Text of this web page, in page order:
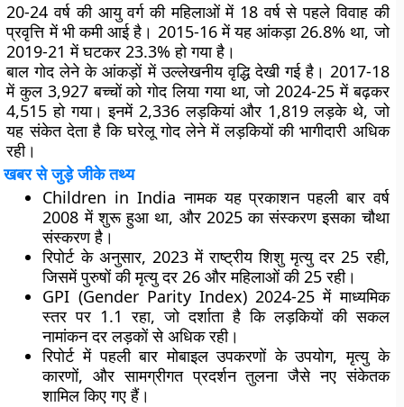
20-24 वर्ष की आयु वर्ग की महिलाओं में 18 वर्ष से पहले विवाह की
प्रवृत्तिमें भी कमी आई है। 2015-16 में यह आंकड़ा 26.8% था, जो
2019-21 में घटकर 23.3% हो गया है।
बाल गोद लेनेके आंकड़ों में उल्लेखनीय वृद्धि देखी गई है। 2017-18
में कुल 3,927 बच्चों को गोद लिया गया था, जो 2024-25 में बढ़कर
4,515 हो गया। इनमें 2,336 लड़कियां और 1,819 लड़के थे, जो
यह संकेत देता है कि घरेलू गोद लेने में लड़कियों की भागीदारी अधिक
रही।
खबर से जुड़े जीके तथ्य
Children in India नामक यह प्रकाशन पहली बार वर्ष
2008 में शुरू हुआ था, और 2025 का संस्करण इसका चौथा
संस्करण है।
रिपोर्ट के अनुसार, 2023 में राष्ट्रीय शिशु मृत्यु दर 25 रही,
जिसमेंपुरुषों की मृत्यु दर 26 औरमहिलाओं की 25रही।
GPI (Gender Parity Index) 2024-25 में माध्यमिक
स्तर पर 1.1 रहा, जो दर्शाता है कि लड़कियों की सकल
नामांकन दर लड़कों से अधिक रही।
रिपोर्ट में पहली बारमोबाइल उपकरणों के उपयोग,मृत्यु के
कारणों, औरसामग्रीगत प्रदर्शन तुलनाजैसे नए संकेतक
शामिल किए गए हैं।